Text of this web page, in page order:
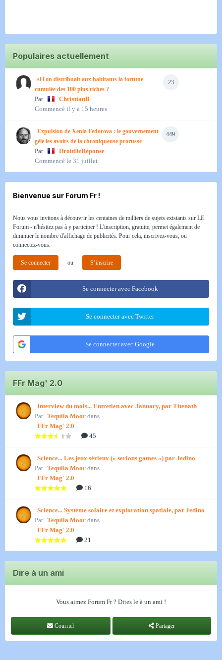
Populaires actuellement
23
si l'on distribuait aux habitants la fortune
cumulée des 100 plus riches ?
Par
ChristianB
Commencé il y a 15 heures
449
Expulsion de Xenia Fedorova : le gouvernement
gèle les avoirs de la chroniqueuse prorusse
Par
DroitDeRéponse
Commencé le 31 juillet
Bienvenue sur Forum Fr !
Nous vous invitons à découvrir les centaines de milliers de sujets existants sur LE
Forum - n'hésitez pas à y participer ! L'inscription, gratuite, permet également de
diminuer le nombre d'affichage de publicités. Pour cela, inscrivez-vous, ou
connectez-vous.
Se connecter ou S’inscrire
Se connecter avec Facebook
Se connecter avec Twitter
Se connecter avec Google
FFr Mag' 2.0
Interview du mois... Entretien avec January, par Titenath
Par Tequila Moor dans
FFr Mag' 2.0
45
Science... Les jeux sérieux (« serious games ») par Jedino
Par Tequila Moor dans
FFr Mag' 2.0
16
Science... Système solaire et exploration spatiale, par Jedino
Par Tequila Moor dans
FFr Mag' 2.0
21
Dire à un ami
Vous aimez Forum Fr ? Dites le à un ami !
Courriel Partager